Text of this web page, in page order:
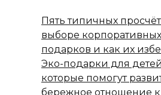
Пять типичных
выборе корпоративных
подарков и как их
Эко-подарки для детей
которые помогут
бережное отношение к